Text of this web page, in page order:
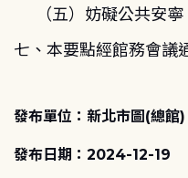
（五） 妨礙公共安寧
七、本要點經館務會議
發布單位：新北市圖(總館)
發布日期：2024-12-19